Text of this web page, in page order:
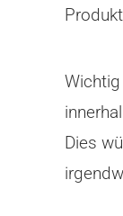
Dies